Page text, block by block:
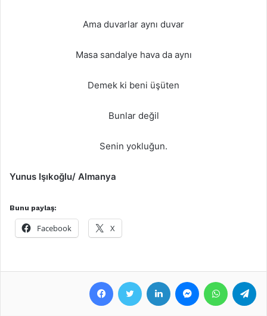
Ama duvarlar aynı duvar
Masa sandalye hava da aynı
Demek ki beni üşüten
Bunlar değil
Senin yokluğun.
Yunus Işıkoğlu/ Almanya
Bunu paylaş:
Facebook X